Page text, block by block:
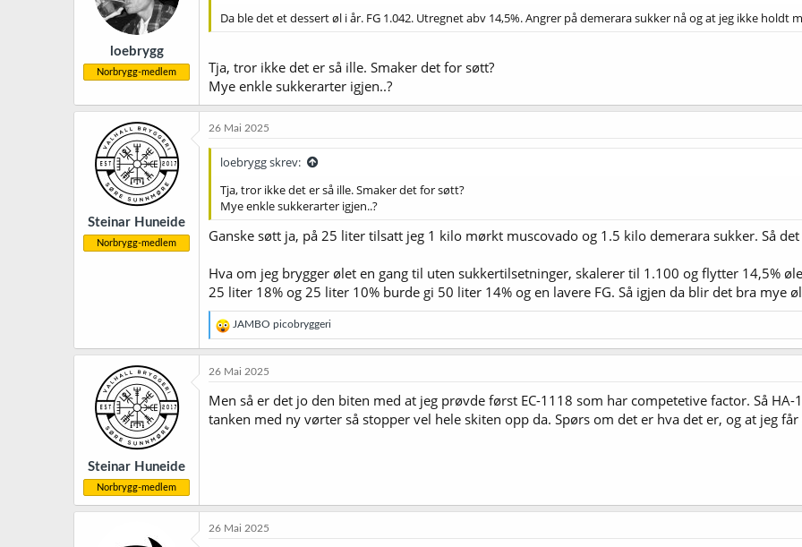
e
loebrygg
Norbrygg-medlem
Da ble det et dessert øl i år. FG 1.042. Utregnet abv 14,5%. Angrer på demerara sukker nå og at jeg ikke
Tja, tror ikke det er så ille. Smaker det for søtt?
Mye enkle sukkerarter igjen..?
Steinar Huneide
Norbrygg-medlem
26 Mai 2025
loebrygg skrev:
Tja, tror ikke det er så ille. Smaker det for søtt?
Mye enkle sukkerarter igjen..?
Ganske søtt ja, på 25 liter tilsatt jeg 1 kilo mørkt muscovado og 1.5 kilo demerara sukker. Så
Hva om jeg brygger ølet en gang til uten sukkertilsetninger, skalerer til 1.100 og flytter 14,5%
25 liter 18% og 25 liter 10% burde gi 50 liter 14% og en lavere FG. Så igjen da blir det bra mye
R
e
a
k
o
n
JAMBO picobryggeri
Steinar Huneide
Norbrygg-medlem
26 Mai 2025
Men så er det jo den biten med at jeg prøvde først EC-1118 som har competetive factor. Så
tanken med ny vørter så stopper vel hele skiten opp da. Spørs om det er hva det er, og at jeg
26 Mai 2025